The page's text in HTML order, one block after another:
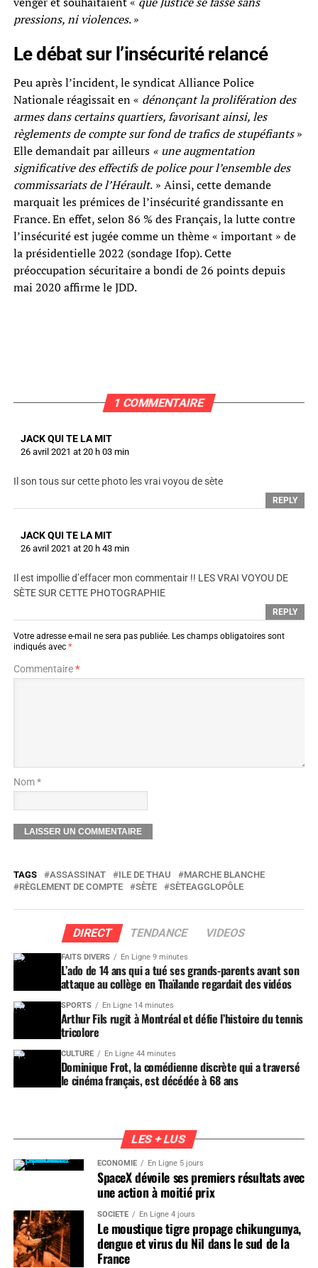
pressions, ni violences. »
Le débat sur l’insécurité relancé
Peu après l’incident, le syndicat Alliance Police
Nationale réagissait en « dénonçant la prolifération des
armes dans certains quartiers, favorisant ainsi, les
règlements de compte sur fond de trafics de stupéfiants»
Elle demandait par ailleurs « une augmentation
significative des effectifs de police pour l’ensemble des
commissariats de l’Hérault. » Ainsi, cette demande
marquait les prémices de l’insécurité grandissante en
France. En effet, selon 86 % des Français, la lutte contre
l’insécurité est jugée comme un thème « important » de
la présidentielle 2022 (sondage Ifop). Cette
préoccupation sécuritaire a bondi de 26 points depuis
mai 2020 affirme le JDD.
1 COMMENTAIRE
JACK QUI TE LA MIT
26 avril 2021 at 20 h 03 min
Il son tous sur cette photo les vrai voyou de sète
REPLY
JACK QUI TE LA MIT
26 avril 2021 at 20 h 43 min
Il est impollie d’effacer mon commentair !! LES VRAI VOYOU DE
SÈTE SUR CETTE PHOTOGRAPHIE
REPLY
Votre adresse e-mail ne sera pas publiée. Les champs obligatoires sont
indiqués avec *
Commentaire*
Nom *
TAGS ASSASSINAT ILE DE THAU
MARCHE BLANCHE
RÈGLEMENT DE COMPTE
SÈTE SÈTEAGGLOPÔLE
DIRECT TENDANCE VIDEOS
FAITS DIVERS En Ligne 9 minutes
L’ado de 14 ans qui a tué ses grands-parents avant son
attaque au collège en Thaïlande regardait des vidéos
SPORTS En Ligne 14 minutes
Arthur Fils rugit à Montréal et défie l’histoire du tennis
tricolore
CULTURE En Ligne 44 minutes
Dominique Frot, la comédienne discrète qui a traversé
le cinéma français, est décédée à 68 ans
LES + LUS
ÉCONOMIE En Ligne 5 jours
SpaceX dévoile ses premiers résultats avec
une action à moitié prix
SOCIÉTÉ En Ligne 4 jours
Le moustique tigre propage chikungunya,
dengue et virus du Nil dans le sud de la
France